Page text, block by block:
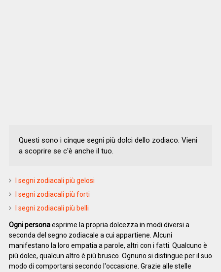
Questi sono i cinque segni più dolci dello zodiaco. Vieni
a scoprire se c'è anche il tuo.
I segni zodiacali più gelosi
I segni zodiacali più forti
I segni zodiacali più belli
Ogni personaesprime la propria dolcezza in modi diversi a
seconda del segno zodiacale a cui appartiene. Alcuni
manifestano la loro empatia a parole, altri con i fatti. Qualcuno è
più dolce, qualcun altro è più brusco. Ognuno si distingue per il suo
modo di comportarsi secondo l'occasione. Grazie alle stelle